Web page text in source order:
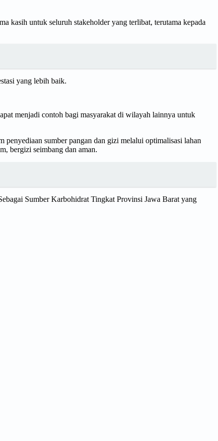
kasih untuk seluruh stakeholder yang terlibat, terutama kepada
yang lebih baik.
menjadi contoh bagi masyarakat di wilayah lainnya untuk
penyediaan sumber pangan dan gizi melalui optimalisasi lahan
bergizi seimbang dan aman.
Sumber Karbohidrat Tingkat Provinsi Jawa Barat yang